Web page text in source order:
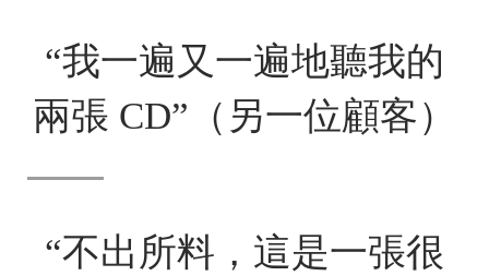
“我一遍又一遍地聽我的
兩張 CD”（另一位顧客）
“不出所料，這是一張很